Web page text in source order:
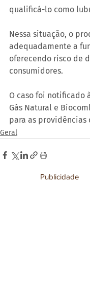
qualificá-lo como
Nessa situação, o
adequadamente a
oferecendo risco de
consumidores.
O caso foi notificado
Gás Natural e
para as providências
Geral
Publicidade